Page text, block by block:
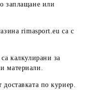
заплащане или
rimasport.eu са с
калкулирани за
материали.
доставката по куриер.